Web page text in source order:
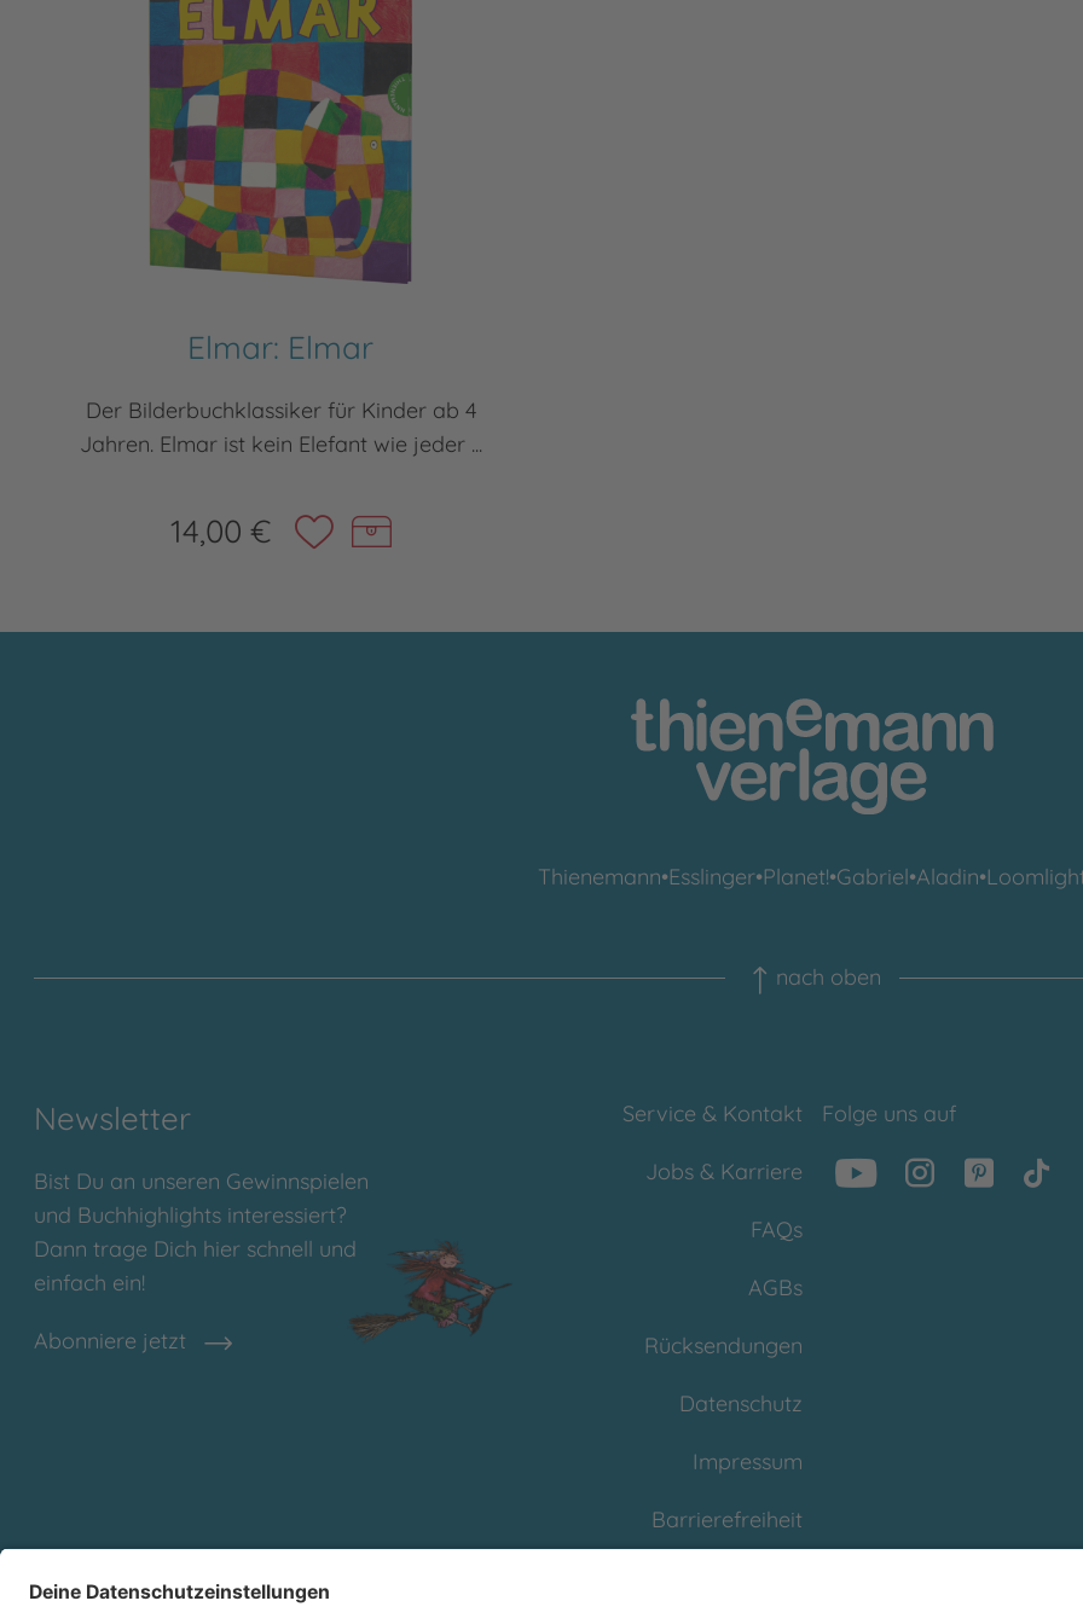
Elmar: Elmar
Der Bilderbuchklassiker für Kinder ab 4
Jahren. Elmar ist kein Elefant wie jeder ...
14,00 €
Thienemann•Esslinger•Planet!•Gabriel•Aladin•
nach oben
Newsletter
Bist Du an unseren Gewinnspielen
und Buchhighlights interessiert?
Dann trage Dich hier schnell und
einfach ein!
Abonniere jetzt
Service & Kontakt
Jobs & Karriere
FAQs
AGBs
Rücksendungen
Datenschutz
Impressum
Barrierefreiheit
Folge uns auf